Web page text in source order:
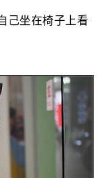
己坐在椅子上看